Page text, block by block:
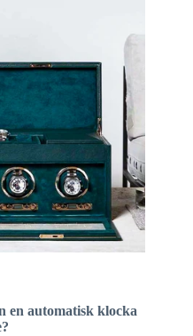
en automatisk klocka